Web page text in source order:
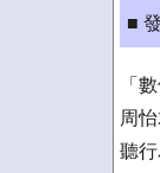
■
「
周
聽